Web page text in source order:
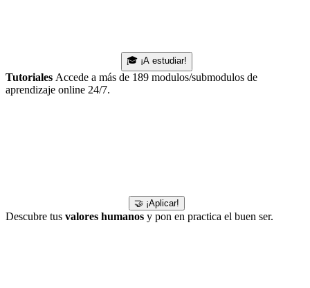
🎓 ¡A estudiar!
Tutoriales Accede a más de 189 modulos/submodulos de
aprendizaje online 24/7.
🤝 ¡Aplicar!
Descubre tus valores humanos y pon en practica el buen ser.